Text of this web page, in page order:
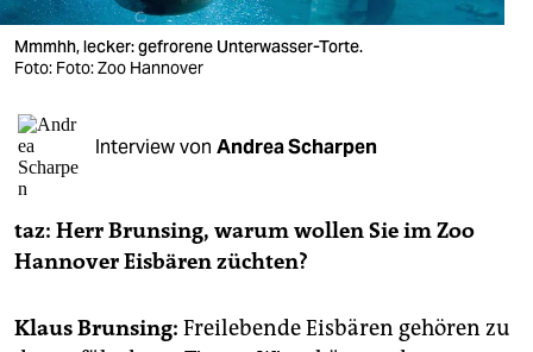
verlag
verlag
veranstaltungen
shop
unterstützen
Mmmhh, lecker: gefrorene Unterwasser-Torte.
Foto: Foto: Zoo Hannover
Interview von Andrea Scharpen
taz: Herr Brunsing, warum wollen Sie im Zoo
Hannover Eisbären züchten?
Klaus Brunsing: Freilebende Eisbären gehören zu